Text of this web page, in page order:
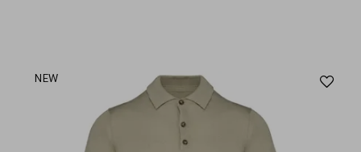
NEW